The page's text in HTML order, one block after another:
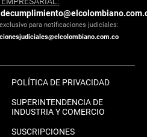
para notificaciones judiciales:
POLÍTICA DE PRIVACIDAD
SUPERINTENDENCIA DE
INDUSTRIA Y COMERCIO
SUSCRIPCIONES